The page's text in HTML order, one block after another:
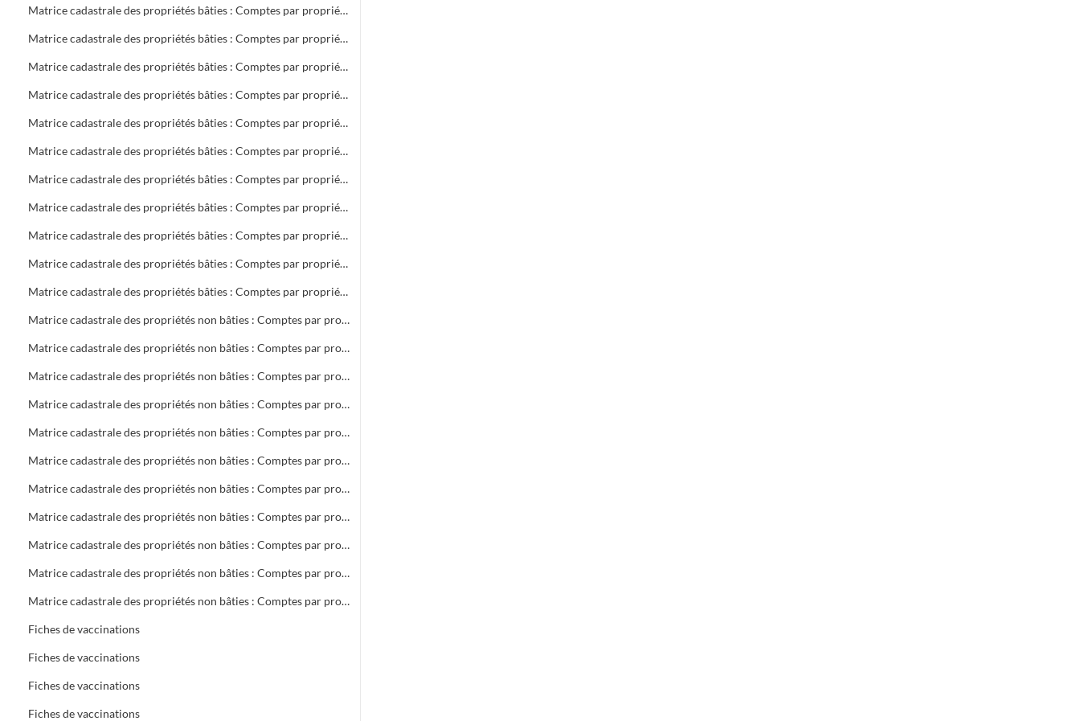
Matrice cadastrale des propriétés bâties : Comptes par propriétaire : D 1 à E 116
Matrice cadastrale des propriétés bâties : Comptes par propriétaire : F 3 à 566
Matrice cadastrale des propriétés bâties : Comptes par propriétaire : G 3 à 989
Matrice cadastrale des propriétés bâties : Comptes par propriétaire : H 1 à L 98
Matrice cadastrale des propriétés bâties : Comptes par propriétaire : L 101 à M 220
Matrice cadastrale des propriétés bâties : Comptes par propriétaire : M 221 à 1116
Matrice cadastrale des propriétés bâties : Comptes par propriétaire : N 1 à P 729
Matrice cadastrale des propriétés bâties : Comptes par propriétaire : P 730 à R 574
Matrice cadastrale des propriétés bâties : Comptes par propriétaire : R 575 à S 601
Matrice cadastrale des propriétés bâties : Comptes par propriétaire : S 602 à 399
Matrice cadastrale des propriétés bâties : Comptes par propriétaire : V 2 à Z 27
Matrice cadastrale des propriétés non bâties : Comptes par propriétaire : A Collectivités
Matrice cadastrale des propriétés non bâties : Comptes par propriétaire : BA à BOS
Matrice cadastrale des propriétés non bâties : Comptes par propriétaire : BOU à CHAP
Matrice cadastrale des propriétés non bâties : Comptes par propriétaire : CHAR à DOV
Matrice cadastrale des propriétés non bâties : Comptes par propriétaire : DR à GA
Matrice cadastrale des propriétés non bâties : Comptes par propriétaire : GEB à K
Matrice cadastrale des propriétés non bâties : Comptes par propriétaire : LA à MAZ
Matrice cadastrale des propriétés non bâties : Comptes par propriétaire : ME à PH
Matrice cadastrale des propriétés non bâties : Comptes par propriétaire : PIA à ROUG
Matrice cadastrale des propriétés non bâties : Comptes par propriétaire : ROVI à S
Matrice cadastrale des propriétés non bâties : Comptes par propriétaire : T à Z
Fiches de vaccinations
Fiches de vaccinations
Fiches de vaccinations
Fiches de vaccinations